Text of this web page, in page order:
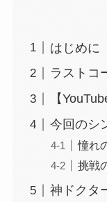
はじめに
ラストコ
【
今回のシ
憧れ
挑戦
神ドクタ